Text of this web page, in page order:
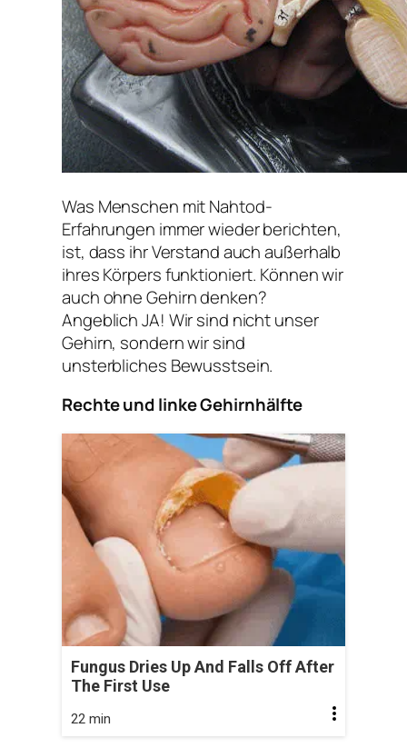
Was Menschen mit Nahtod-
Erfahrungen immer wieder berichten,
ist, dass ihr Verstand auch außerhalb
ihres Körpers funktioniert. Können wir
auch ohne Gehirn denken?
Angeblich JA! Wir sind nicht unser
Gehirn, sondern wir sind
unsterbliches Bewusstsein.
Rechte und linke Gehirnhälfte
Fungus Dries Up And Falls Off After
The First Use
22 min